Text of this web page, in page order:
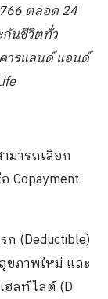
ตลอด 24
กันชีวิตทั่ว
ารแลนด์ แอนด์
มารถเลือก
Copayment
(Deductible)
ภาพใหม่ และ
ลท์ ไลต์ (D